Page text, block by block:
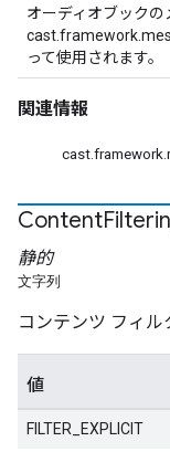
オーディオブックの
って使用されます。
関連情報
Content
静的
文字列
コンテンツ フィル
値
FILTER_EXPLICIT